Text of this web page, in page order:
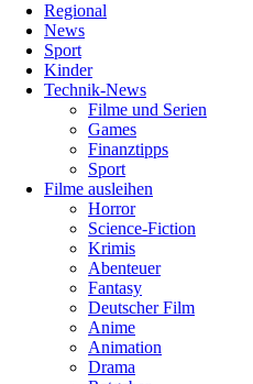
Regional
News
Sport
Kinder
Technik-News
Filme und Serien
Games
Finanztipps
Sport
Filme ausleihen
Horror
Science-Fiction
Krimis
Abenteuer
Fantasy
Deutscher Film
Anime
Animation
Drama